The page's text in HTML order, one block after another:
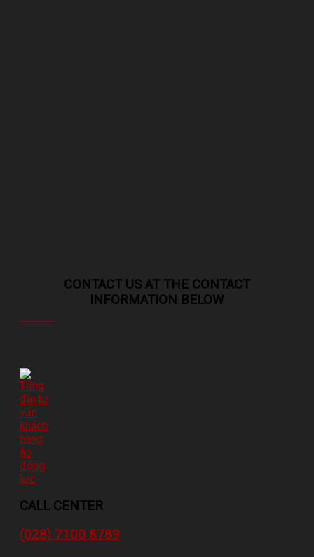
CONTACT US AT THE CONTACT
INFORMATION BELOW
CALL CENTER
(028) 7100 8789